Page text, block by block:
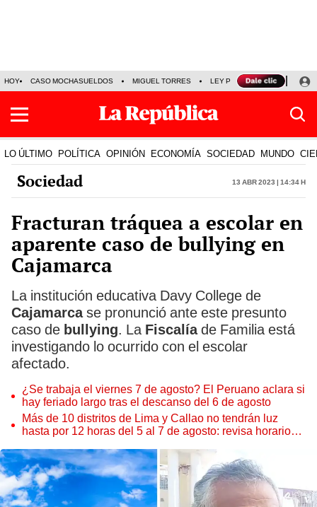
HOY CASO MOCHASUELDOS MIGUEL TORRES LEY PULPÍN PRECIO DEL
LO ÚLTIMO POLÍTICA OPINIÓN ECONOMÍA SOCIEDAD MUNDO
Sociedad 13 Abr 2023 | 14:34 h
Fracturan tráquea a escolar en
aparente caso de bullying en
Cajamarca
La institución educativa Davy College de
Cajamarcase pronunció ante este presunto
caso de bullying. La Fiscalíade Familia está
investigando lo ocurrido con el escolar
afectado.
¿Se trabaja el viernes 7 de agosto? El Peruano aclara si
hay feriado largo tras el descanso del 6 de agosto
Más de 10 distritos de Lima y Callao no tendrán luz
hasta por 12 horas del 5 al 7 de agosto: revisa horarios y